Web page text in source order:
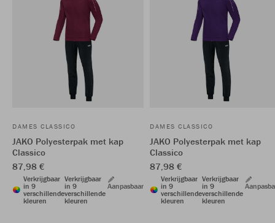
DAMES CLASSICO
JAKO Polyesterpak met kap
Classico
87,98 €
Verkrijgbaar
in 9
verschillende
kleuren
Verkrijgbaar
in 9
verschillende
kleuren
Aanpasbaar
DAMES CLASSICO
JAKO Polyesterpak met kap
Classico
87,98 €
Verkrijgbaar
in 9
verschillende
kleuren
Verkrijgbaar
in 9
verschillende
kleuren